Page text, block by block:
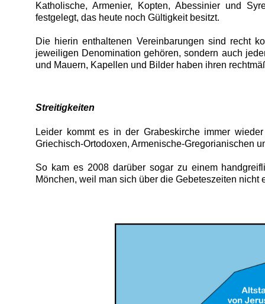
Katholische, Armenier, Kopten, Abessinier und
festgelegt, das heute noch Gültigkeit besitzt.
Die hierin enthaltenen Vereinbarungen sind recht
jeweiligen Denomination gehören, sondern auch
und Mauern, Kapellen und Bilder haben ihren
Streitigkeiten
Leider kommt es in der Grabeskirche immer
Griechisch-Ortodoxen, Armenische-Gregorianischen
So kam es 2008 darüber sogar zu einem
Mönchen, weil man sich über die Gebeteszeiten nicht